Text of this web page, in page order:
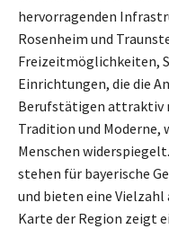
hervorragenden
Rosenheim und
Freizeitmöglichkeiten,
Einrichtungen, die die
Berufstätigen attraktiv
Tradition und Moderne,
Menschen
stehen für bayerische
und bieten eine
Karte der Region zeigt